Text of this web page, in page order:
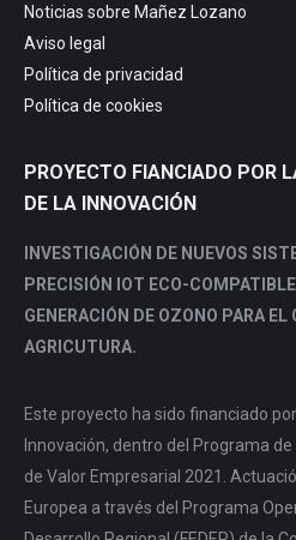
Noticias sobre Mañez Lozano
Aviso legal
Política de privacidad
Política de cookies
PROYECTO FIANCIADO POR
DE LA INNOVACIÓN
INVESTIGACIÓN DE NUEVOS
PRECISIÓN IOT ECO-
GENERACIÓN DE OZONO PARA
AGRICUTURA.
Este proyecto ha sido financiado
Innovación, dentro del Programa
de Valor Empresarial 2021.
Europea a través del Programa